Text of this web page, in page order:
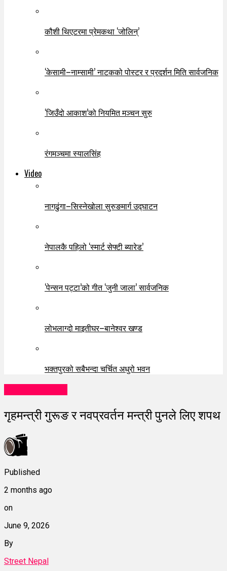
कौशी थिएटरमा प्रेमकथा ‘जोलिन्’
‘केसामी–नाम्सामी’ नाटकको पोस्टर र प्रदर्शन मिति सार्वजनिक
‘जिउँदो आकाश’को नियमित मञ्चन सुरु
रंगमञ्चमा स्यालसिंह
Video
नागढुंगा–सिस्नेखोला सुरुङमार्ग उद्घाटन
नेपालकै पहिलो ‘स्मार्ट सेफ्टी ब्यारेड’
‘पेन्सन पट्टा’को गीत ‘जुनी जाला’ सार्वजनिक
लोभलाग्दो माइतीघर–बानेश्वर खण्ड
भक्तपुरको सबैभन्दा चर्चित अधुरो भवन
गृहमन्त्री गुरूङ र नवप्रवर्तन मन्त्री पुनले लिए शपथ
Published
2 months ago
on
June 9, 2026
By
Street Nepal